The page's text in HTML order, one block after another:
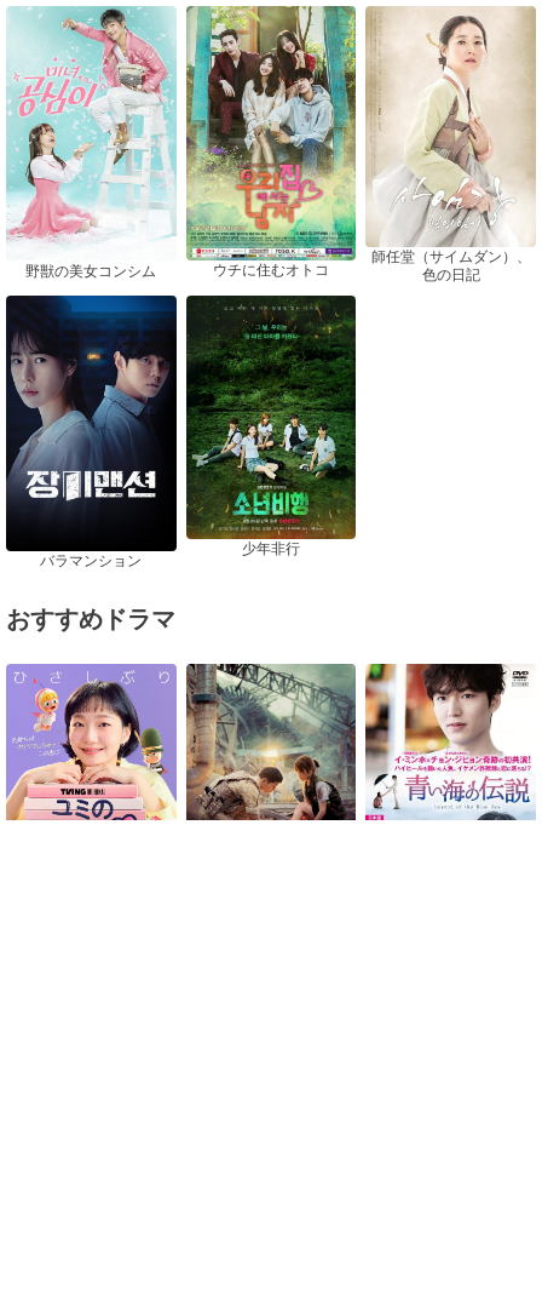
野獣の美女コンシム ウチに住むオトコ
師任堂（サイムダン）、
色の日記
バラマンション
少年非行
おすすめドラマ